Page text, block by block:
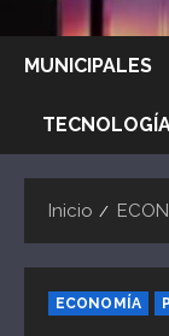
MUNICIPALES
Inicio
ECONOMÍA